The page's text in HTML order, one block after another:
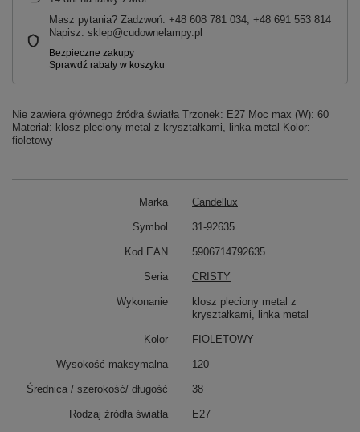
Masz pytania? Zadzwoń: +48 608 781 034, +48 691 553 814
Napisz: sklep@cudownelampy.pl
Nie zawiera głównego źródła światła Trzonek: E27 Moc max (W): 60
Materiał: klosz pleciony metal z kryształkami, linka metal Kolor:
fioletowy
Marka Candellux
Symbol 31-92635
Kod EAN 5906714792635
Seria CRISTY
Wykonanie
klosz pleciony metal z
kryształkami, linka metal
Kolor FIOLETOWY
Wysokość maksymalna 120
Średnica / szerokość/ długość 38
Rodzaj źródła światła E27